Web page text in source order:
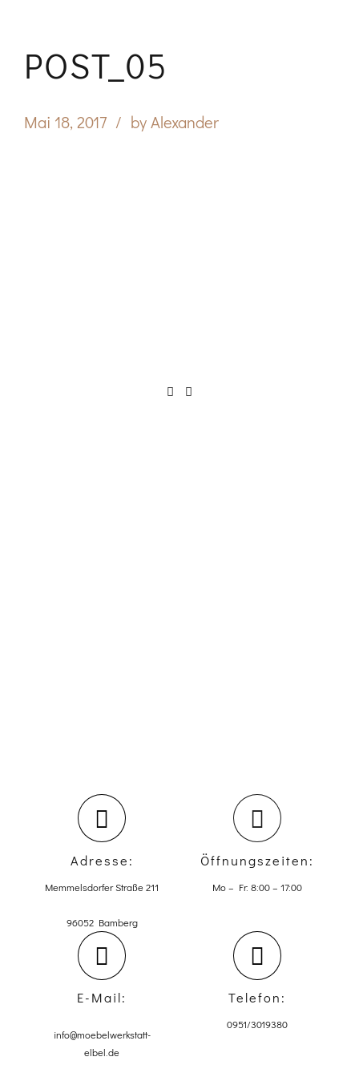
POST_05
Mai 18, 2017 by Alexander
Adresse:
Memmelsdorfer Straße 211
96052 Bamberg
Öffnungszeiten:
Mo – Fr: 8:00 – 17:00
E-Mail:
info@moebelwerkstatt-
elbel.de
Telefon:
0951/3019380